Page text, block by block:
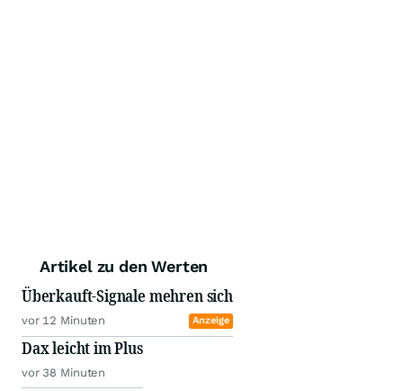
Artikel zu den Werten
Überkauft-Signale mehren sich
vor 12 Minuten Anzeige
Dax leicht im Plus
vor 38 Minuten